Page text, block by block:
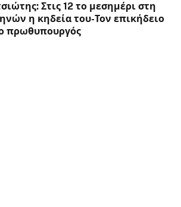
Στις 12 το μεσημέρι στη
η κηδεία του-Τον επικήδειο
πρωθυπουργός